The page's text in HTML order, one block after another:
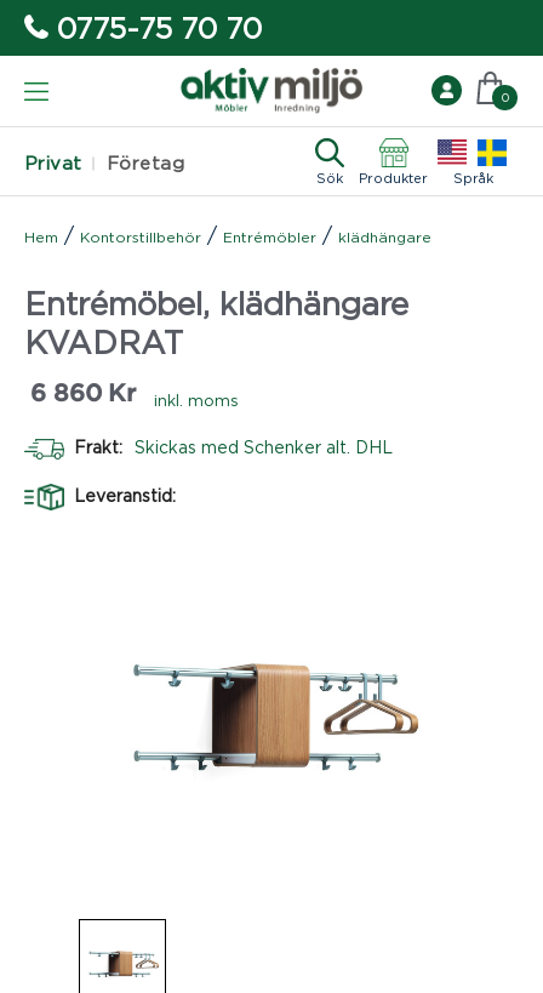
0775-75 70 70
Privat Företag
Sök Produkter Språk
0
Hem / Kontorstillbehör / Entrémöbler / klädhängare
Entrémöbel, klädhängare
KVADRAT
6 860 Kr inkl. moms
Frakt: Skickas med Schenker alt. DHL
Leveranstid: